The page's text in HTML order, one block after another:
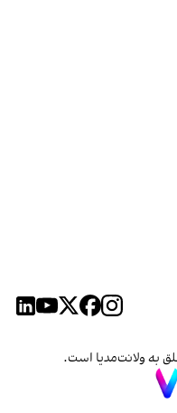
به ولانت‌مدیا است.